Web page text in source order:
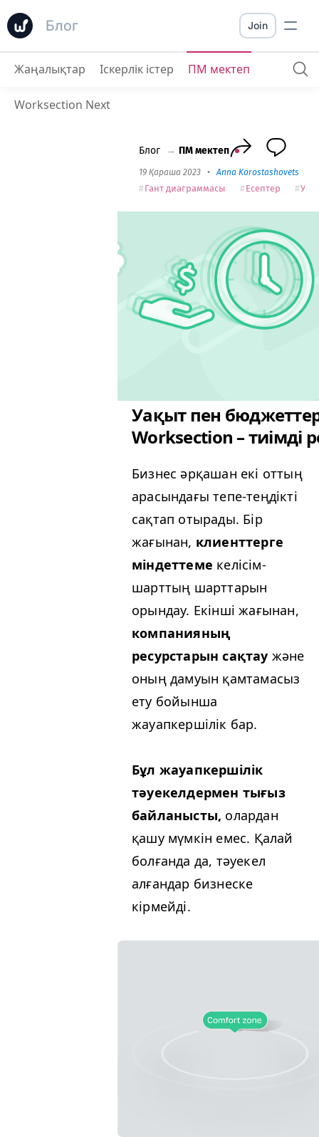
Блог
Уақыт пен бюджеттерді бақылауда ұстау Worksection – тиімді ресурстарды басқарудың құралы
Join
Жаңалықтар Іскерлік істер ПМ мектеп
Worksection Next
Блог → ПМ мектеп
19 Қараша 2023 •Anna Korostashovets
Гант диаграммасы Есептер
Уақыт пен
Worksection – тиімді
Бизнес әрқашан екі оттың
арасындағы тепе-теңдікті
сақтап отырады. Бір
жағынан, клиенттерге
міндеттеме келісім-
шарттың шарттарын
орындау. Екінші жағынан,
компанияның
ресурстарын сақтау және
оның дамуын қамтамасыз
ету бойынша
жауапкершілік бар.
Бұл жауапкершілік
тәуекелдермен тығыз
байланысты, олардан
қашу мүмкін емес. Қалай
болғанда да, тәуекел
алғандар бизнеске
кірмейді.